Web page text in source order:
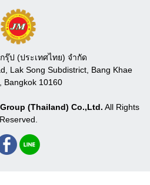
รุ๊ป (ประเทศไทย) จำกัด
Lak Song Subdistrict, Bang Khae
Bangkok 10160
(Thailand) Co.,Ltd. All Rights
Reserved.